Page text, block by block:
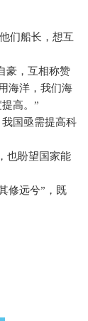
们船长，想互
豪，互相称赞
海洋，我们海
高。”
国亟需提高科
也盼望国家能
修远兮”，既